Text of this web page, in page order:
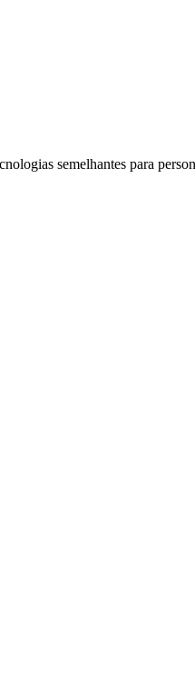
semelhantes para